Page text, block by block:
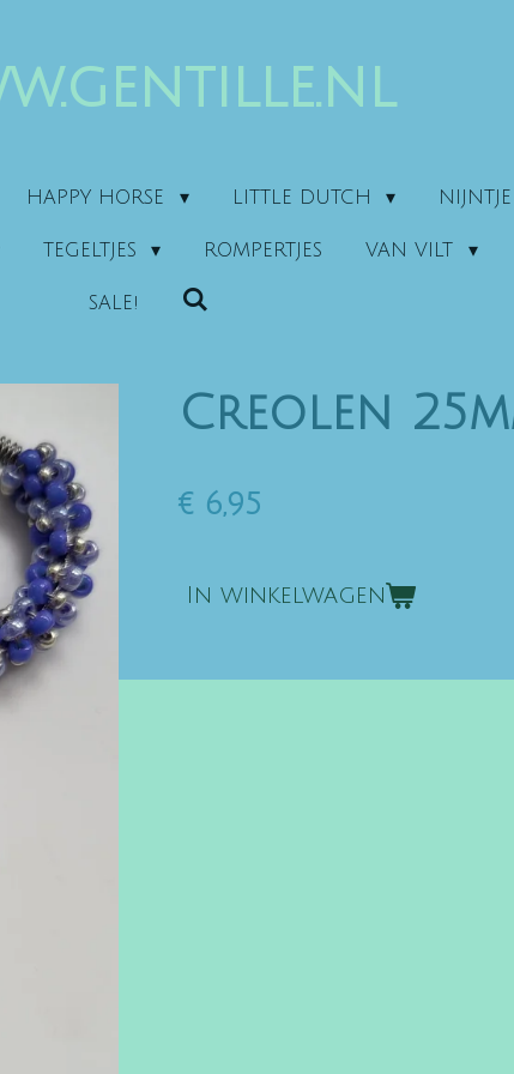
HAPPY HORSE LITTLE DUTCH NIJNTJE
TEGELTJES ROMPERTJES VAN VILT
SALE!
Creolen
€ 6,95
In winkelwagen